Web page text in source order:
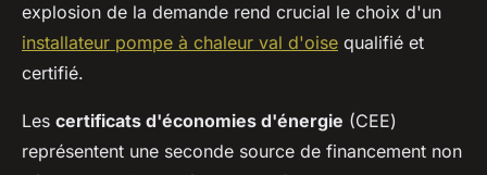
explosion de la demande rend crucial le choix d'un
installateur pompe à chaleur val d'oise qualifié et
certifié.
Les certificats d'économies d'énergie (CEE)
représentent une seconde source de financement non